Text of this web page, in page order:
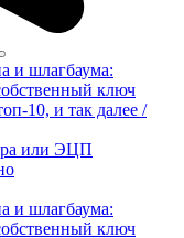
или ЭЦП